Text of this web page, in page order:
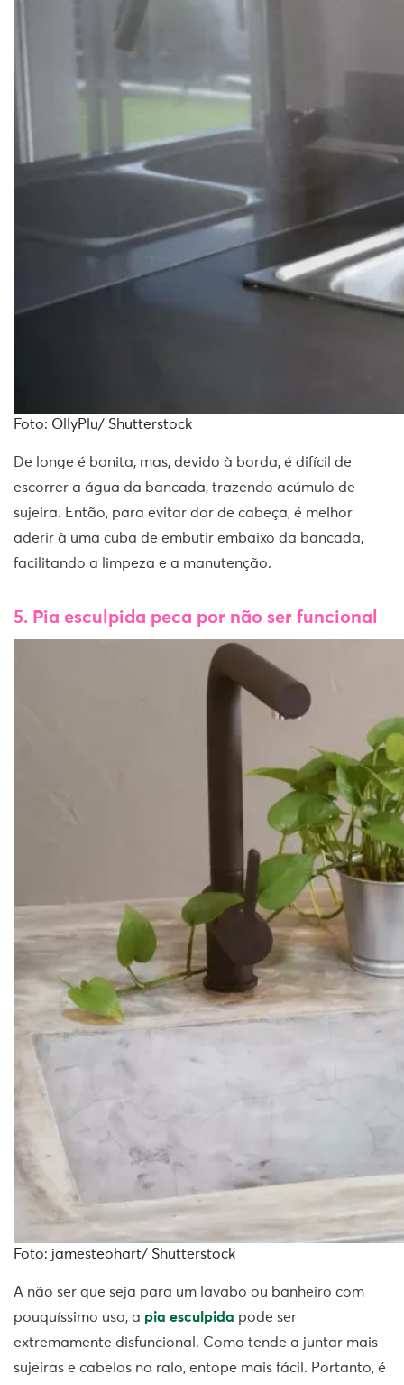
Foto: OllyPlu/ Shutterstock
De longe é bonita, mas, devido à borda, é difícil de
escorrer a água da bancada, trazendo acúmulo de
sujeira. Então, para evitar dor de cabeça, é melhor
aderir à uma cuba de embutir embaixo da bancada,
facilitando a limpeza e a manutenção.
5. Pia esculpida peca por não ser funcional
Foto: jamesteohart/ Shutterstock
A não ser que seja para um lavabo ou banheiro com
pouquíssimo uso, a pia esculpida pode ser
extremamente disfuncional. Como tende a juntar mais
sujeiras e cabelos no ralo, entope mais fácil. Portanto, é